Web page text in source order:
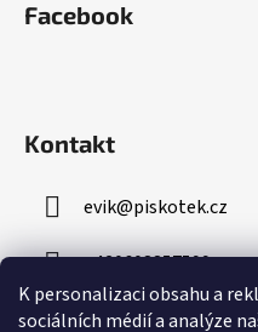
K personalizaci obsahu a
sociálních médií a analýze
Facebook
Kontakt
evik@piskotek.cz
+420608857599